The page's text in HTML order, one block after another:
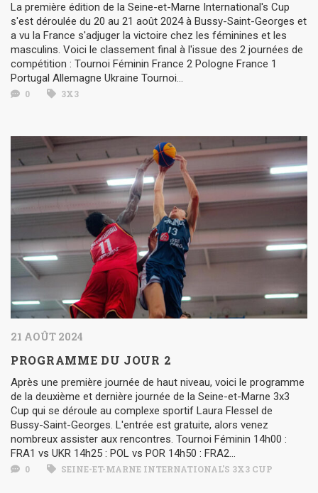
La première édition de la Seine-et-Marne International's Cup
s'est déroulée du 20 au 21 août 2024 à Bussy-Saint-Georges et
a vu la France s'adjuger la victoire chez les féminines et les
masculins. Voici le classement final à l'issue des 2 journées de
compétition : Tournoi Féminin France 2 Pologne France 1
Portugal Allemagne Ukraine Tournoi...
0 3X3
21 AOÛT 2024
PROGRAMME DU JOUR 2
Après une première journée de haut niveau, voici le programme
de la deuxième et dernière journée de la Seine-et-Marne 3x3
Cup qui se déroule au complexe sportif Laura Flessel de
Bussy-Saint-Georges. L'entrée est gratuite, alors venez
nombreux assister aux rencontres. Tournoi Féminin 14h00 :
FRA1 vs UKR 14h25 : POL vs POR 14h50 : FRA2...
0 SEINE-ET-MARNE INTERNATIONAL'S 3X3 CUP